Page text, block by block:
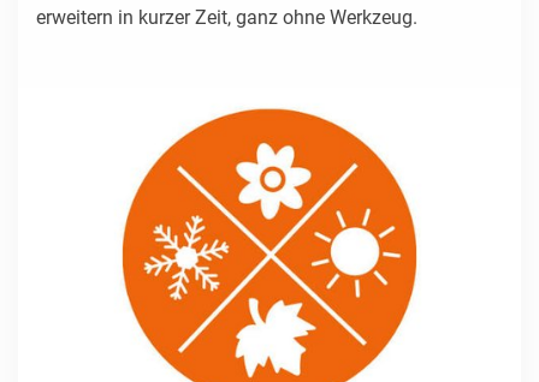
erweitern in kurzer Zeit, ganz ohne Werkzeug.